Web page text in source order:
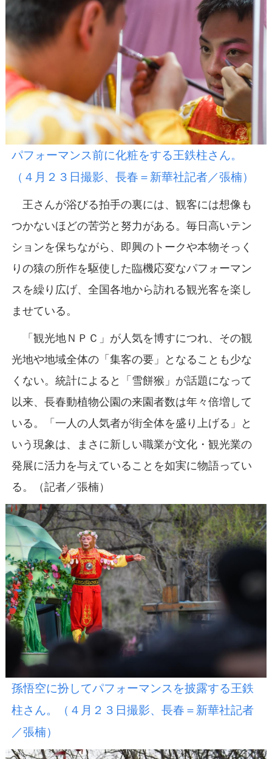
パフォーマンス前に化粧をする王鉄柱さん。
（４月２３日撮影、長春＝新華社記者／張楠）
王さんが浴びる拍手の裏には、観客には想像も
つかないほどの苦労と努力がある。毎日高いテン
ションを保ちながら、即興のトークや本物そっく
りの猿の所作を駆使した臨機応変なパフォーマン
スを繰り広げ、全国各地から訪れる観光客を楽し
ませている。
「観光地ＮＰＣ」が人気を博すにつれ、その観
光地や地域全体の「集客の要」となることも少な
くない。統計によると「雪餅猴」が話題になって
以来、長春動植物公園の来園者数は年々倍増して
いる。「一人の人気者が街全体を盛り上げる」と
いう現象は、まさに新しい職業が文化・観光業の
発展に活力を与えていることを如実に物語ってい
る。（記者／張楠）
孫悟空に扮してパフォーマンスを披露する王鉄
柱さん。（４月２３日撮影、長春＝新華社記者
／張楠）